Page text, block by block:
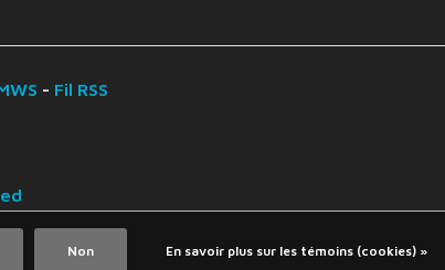
- Fil RSS
Non En savoir plus sur les témoins (cookies) »